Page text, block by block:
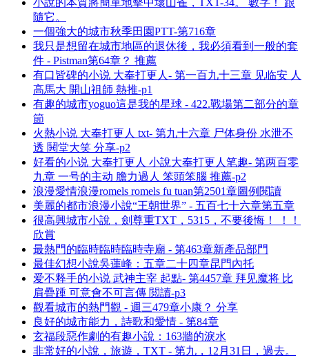
隨它。
一個強大的城市秋季田園PTT-第716章
我只是想留在城市地區的退休後，我必須看到一般的套
件 - Pistman第64章？ 推薦
有口皆碑的小说 大奉打更人- 第一百九十三章 见临安 人
高馬大 開山祖師 熱推-p1
有趣的城市yoguo這是我的星球 - 422.戰場第二部分的章
節
火熱小说 大奉打更人 txt- 第九十六章 尸体身份 水泄不
透 鬨堂大笑 分享-p2
好看的小说 大奉打更人 小說大奉打更人笔趣- 第两百零
九章 一号的主动 膽力過人 笨頭笨腦 推薦-p2
浪漫愛情浪漫romels romels fu tuan第2501章圖例閱讀
美麗的都市浪漫小說“王朝世界” - 五百七十六章第五章
很高興城市小說，劍尊重TXT，5315，不要後悔！ ！！
欣賞
最熱門的臨時臨時臨時寺廟 - 第463章新產品部門
最佳幻想小說吳蓮峰：五章二十四章昆門內托
爱不释手的小说 武神主宰 起點- 第4457章 拜见魔将 比
肩疊踵 可意會不可言傳 閲讀-p3
觀看城市的熱門觀 - 週三479章小康？ 分享
良好的城市能力，詩歌和愛情 - 第84章
玄福段惡作劇的有趣小說：163牆的淚水
非常好的小說，旅遊，TXT - 第九，12月31日，過去。